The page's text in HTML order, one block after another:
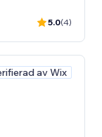
5.0(4)
av Wix